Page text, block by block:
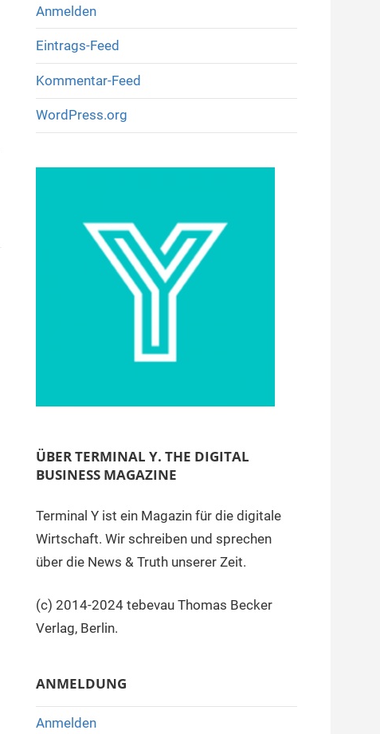
Anmelden
Eintrags-Feed
Kommentar-Feed
WordPress.org
ÜBER TERMINAL Y. THE DIGITAL
BUSINESS MAGAZINE
Terminal Y ist ein Magazin für die digitale
Wirtschaft. Wir schreiben und sprechen
über die News & Truth unserer Zeit.
(c) 2014-2024 tebevau Thomas Becker
Verlag, Berlin.
ANMELDUNG
Anmelden